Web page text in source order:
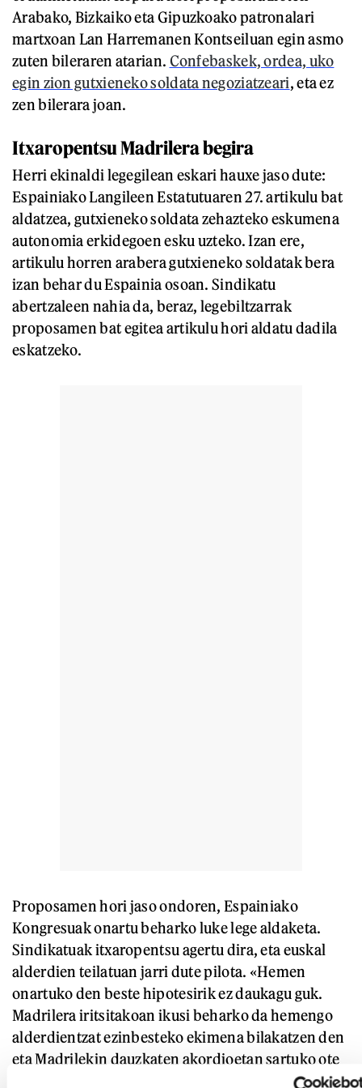
Arabako, Bizkaiko eta Gipuzkoako patronalari
martxoan Lan Harremanen Kontseiluan egin asmo
zuten bileraren atarian. Confebaskek, ordea, uko
egin zion gutxieneko soldata negoziatzeari, eta ez
zen bilerara joan.
Itxaropentsu Madrilera begira
Herri ekinaldi legegilean eskari hauxe jaso dute:
Espainiako Langileen Estatutuaren 27. artikulu bat
aldatzea, gutxieneko soldata zehazteko eskumena
autonomia erkidegoen esku uzteko. Izan ere,
artikulu horren arabera gutxieneko soldatak bera
izan behar du Espainia osoan. Sindikatu
abertzaleen nahia da, beraz, legebiltzarrak
proposamen bat egitea artikulu hori aldatu dadila
eskatzeko.
Proposamen hori jaso ondoren, Espainiako
Kongresuak onartu beharko luke lege aldaketa.
Sindikatuak itxaropentsu agertu dira, eta euskal
alderdien teilatuan jarri dute pilota. «Hemen
onartuko den beste hipotesirik ez daukagu guk.
Madrilera iritsitakoan ikusi beharko da hemengo
alderdientzat ezinbesteko ekimena bilakatzen den
eta Madrilekin dauzkaten akordioetan sartuko ote
duten. Guk hori eskatuko diegu. Beste mila kontu